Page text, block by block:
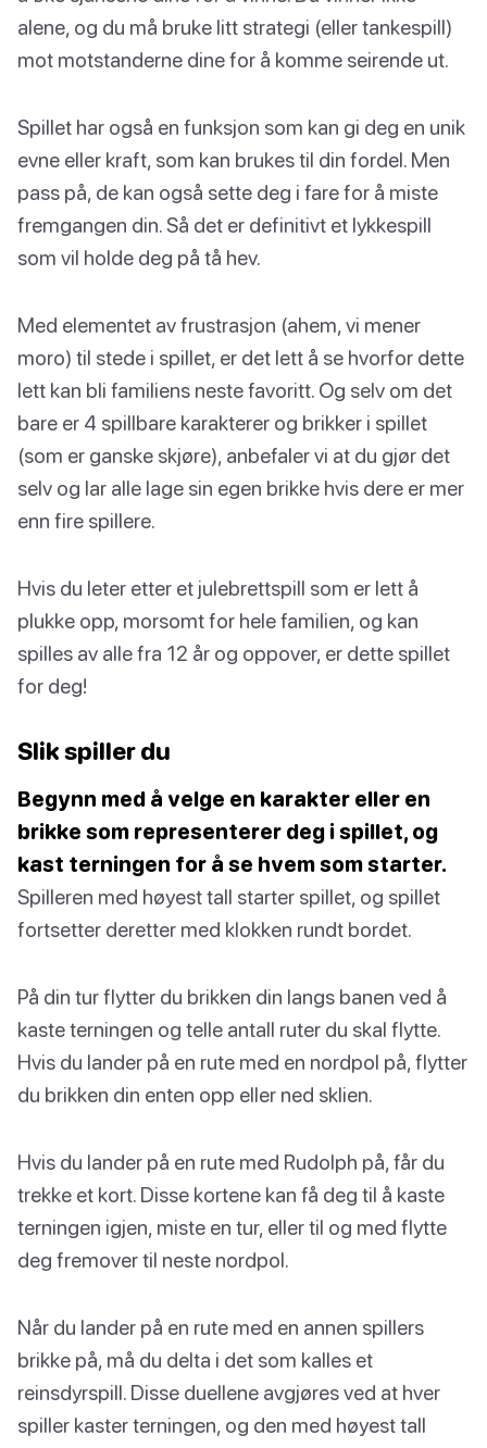
alene, og du må bruke litt strategi (eller tankespill)
mot motstanderne dine for å komme seirende ut.
Spillet har også en funksjon som kan gi deg en unik
evne eller kraft, som kan brukes til din fordel. Men
pass på, de kan også sette deg i fare for å miste
fremgangen din. Så det er definitivt et lykkespill
som vil holde deg på tå hev.
Med elementet av frustrasjon (ahem, vi mener
moro) til stede i spillet, er det lett å se hvorfor dette
lett kan bli familiens neste favoritt. Og selv om det
bare er 4 spillbare karakterer og brikker i spillet
(som er ganske skjøre), anbefaler vi at du gjør det
selv og lar alle lage sin egen brikke hvis dere er mer
enn fire spillere.
Hvis du leter etter et julebrettspill som er lett å
plukke opp, morsomt for hele familien, og kan
spilles av alle fra 12 år og oppover, er dette spillet
for deg!
Slik spiller du
Begynn med å velge en karakter eller en
brikke som representerer deg i spillet, og
kast terningen for å se hvem som starter.
Spilleren med høyest tall starter spillet, og spillet
fortsetter deretter med klokken rundt bordet.
På din tur flytter du brikken din langs banen ved å
kaste terningen og telle antall ruter du skal flytte.
Hvis du lander på en rute med en nordpol på, flytter
du brikken din enten opp eller ned sklien.
Hvis du lander på en rute med Rudolph på, får du
trekke et kort. Disse kortene kan få deg til å kaste
terningen igjen, miste en tur, eller til og med flytte
deg fremover til neste nordpol.
Når du lander på en rute med en annen spillers
brikke på, må du delta i det som kalles et
reinsdyrspill. Disse duellene avgjøres ved at hver
spiller kaster terningen, og den med høyest tall